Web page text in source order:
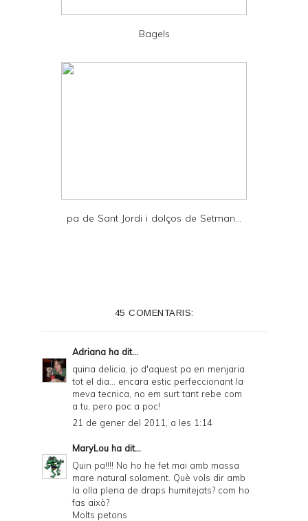
Bagels
pa de Sant Jordi i dolços de Setman...
45 COMENTARIS:
Adriana ha dit...
quina delicia, jo d'aquest pa en menjaria
tot el dia... encara estic perfeccionant la
meva tecnica, no em surt tant rebe com
a tu, pero poc a poc!
21 de gener del 2011, a les 1:14
MaryLou ha dit...
Quin pa!!!! No ho he fet mai amb massa
mare natural solament. Què vols dir amb
la olla plena de draps humitejats? com ho
fas això?
Molts petons